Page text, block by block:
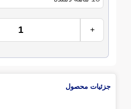
+
جزئیات محصول